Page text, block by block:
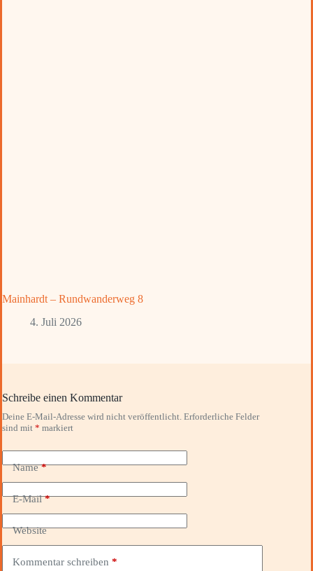
Mainhardt – Rundwanderweg 8
4. Juli 2026
Schreibe einen Kommentar
Deine E-Mail-Adresse wird nicht veröffentlicht. Erforderliche Felder
sind mit * markiert
Name*
E-Mail*
Website
Kommentar schreiben *